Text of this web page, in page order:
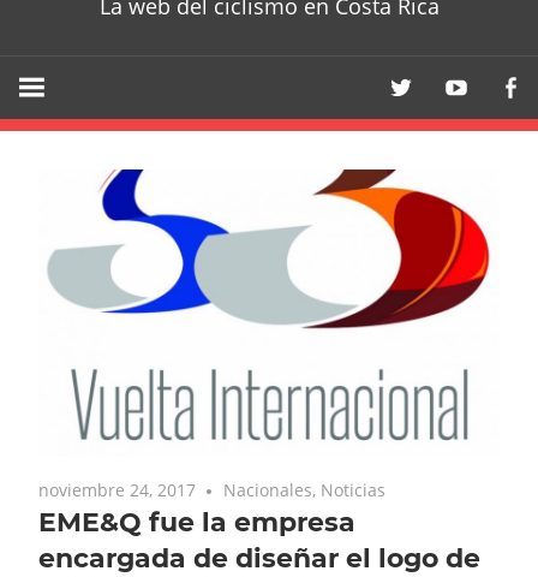
La web del ciclismo en Costa Rica
noviembre 24, 2017 Nacionales, Noticias
EME&Q fue la empresa
encargada de diseñar el logo de